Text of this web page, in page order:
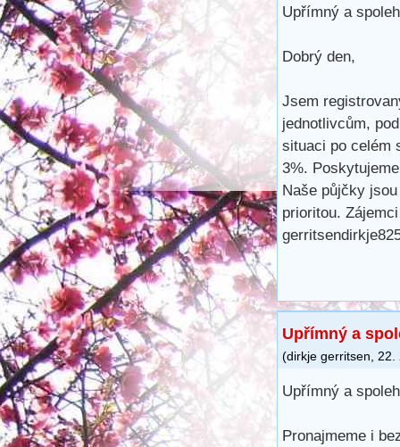
Upřímný a
Dobrý den,
Jsem
jednotlivcům,
situaci po celém
3%.
Naše půjčky
prioritou.
Upřímný a
(dirkje gerritsen, 22.
Upřímný a
Pronajmeme i